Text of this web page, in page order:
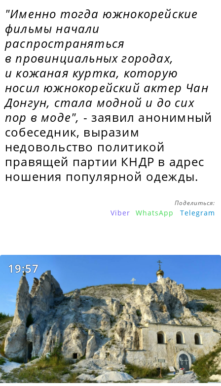
"Именно тогда южнокорейские
фильмы начали
распространяться
в провинциальных городах,
и кожаная куртка, которую
носил южнокорейский актер Чан
Донгун, стала модной и до сих
пор в моде", - заявил анонимный
собеседник, выразим
недовольство политикой
правящей партии КНДР в адрес
ношения популярной одежды.
Поделиться:
Viber WhatsApp Telegram
19:57